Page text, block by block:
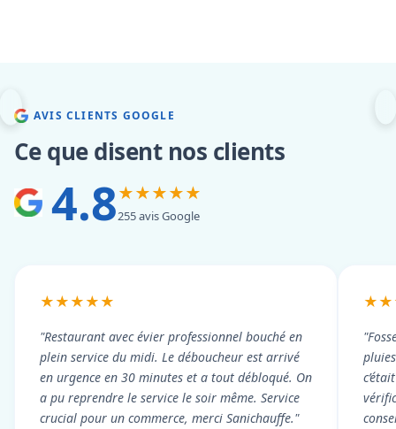
AVIS CLIENTS GOOGLE
Ce que disent nos clients
4.8★★★★★
255 avis Google
★★★★★
"Restaurant avec évier professionnel bouché en
plein service du midi. Le déboucheur est arrivé
en urgence en 30 minutes et a tout débloqué. On
a pu reprendre le service le soir même. Service
crucial pour un commerce, merci Sanichauffe."